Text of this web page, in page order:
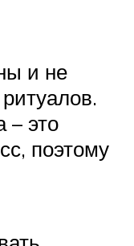
и не
– это
поэтому